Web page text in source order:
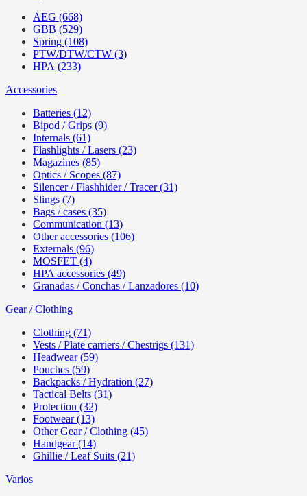
AEG (668)
GBB (529)
Spring (108)
PTW/DTW/CTW (3)
HPA (233)
Accessories
Batteries (12)
Bipod / Grips (9)
Internals (61)
Flashlights / Lasers (23)
Magazines (85)
Optics / Scopes (87)
Silencer / Flashhider / Tracer (31)
Slings (7)
Bags / cases (35)
Communication (13)
Other accessories (106)
Externals (96)
MOSFET (4)
HPA accessories (49)
Granadas / Conchas / Lanzadores (10)
Gear / Clothing
Clothing (71)
Vests / Plate carriers / Chestrigs (131)
Headwear (59)
Pouches (59)
Backpacks / Hydration (27)
Tactical Belts (31)
Protection (32)
Footwear (13)
Other Gear / Clothing (45)
Handgear (14)
Ghillie / Leaf Suits (21)
Varios